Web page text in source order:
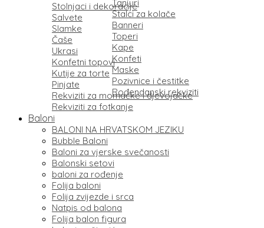
Stolnjaci i dekoracije
Tanjuri
Salvete
Stalci za kolače
Slamke
Banneri
Čaše
Toperi
Ukrasi
Kape
Konfetni topoviKonfeti
Kutije za torte Maske
Pinjate
Pozivnice i čestitke
Rekviziti za momačke i djevojačke
Rođendanski rekviziti
Rekviziti za fotkanje
Baloni
BALONI NA HRVATSKOM JEZIKU
Bubble Baloni
Baloni za vjerske svečanosti
Balonski setovi
baloni za rođenje
Folija baloni
Folija zvijezde i srca
Natpis od balona
Folija balon figura